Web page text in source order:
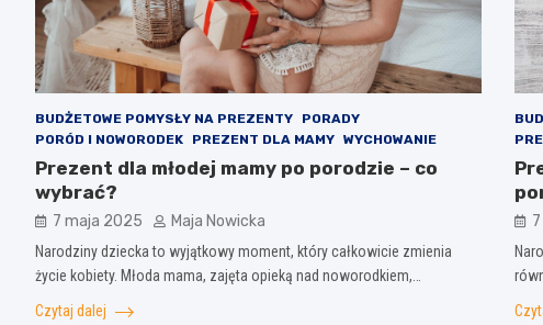
BUDŻETOWE POMYSŁY NA PREZENTY
PORADY
PORÓD I NOWORODEK
PREZENT DLA MAMY WYCHOWANIE
Prezent dla młodej mamy po porodzie – co
wybrać?
7 maja 2025 Maja Nowicka
Narodziny dziecka to wyjątkowy moment, który całkowicie zmienia
życie kobiety. Młoda mama, zajęta opieką nad noworodkiem,…
Czytaj dalej